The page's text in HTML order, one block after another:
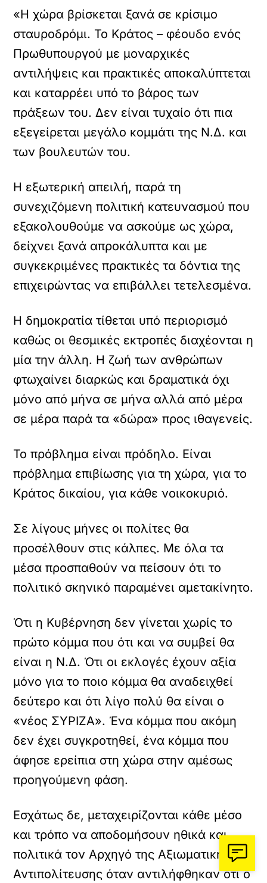
«Η χώρα βρίσκεται ξανά σε κρίσιμο
σταυροδρόμι. Το Κράτος – φέουδο ενός
Πρωθυπουργού με μοναρχικές
αντιλήψεις και πρακτικές αποκαλύπτεται
και καταρρέει υπό το βάρος των
πράξεων του. Δεν είναι τυχαίο ότι πια
εξεγείρεται μεγάλο κομμάτι της Ν.Δ. και
των βουλευτών του.
Η εξωτερική απειλή, παρά τη
συνεχιζόμενη πολιτική κατευνασμού που
εξακολουθούμε να ασκούμε ως χώρα,
δείχνει ξανά απροκάλυπτα και με
συγκεκριμένες πρακτικές τα δόντια της
επιχειρώντας να επιβάλλει τετελεσμένα.
Η δημοκρατία τίθεται υπό περιορισμό
καθώς οι θεσμικές εκτροπές διαχέονται η
μία την άλλη. Η ζωή των ανθρώπων
φτωχαίνει διαρκώς και δραματικά όχι
μόνο από μήνα σε μήνα αλλά από μέρα
σε μέρα παρά τα «δώρα» προς ιθαγενείς.
Το πρόβλημα είναι πρόδηλο. Είναι
πρόβλημα επιβίωσης για τη χώρα, για το
Κράτος δικαίου, για κάθε νοικοκυριό.
Σε λίγους μήνες οι πολίτες θα
προσέλθουν στις κάλπες. Με όλα τα
μέσα προσπαθούν να πείσουν ότι το
πολιτικό σκηνικό παραμένει αμετακίνητο.
Ότι η Κυβέρνηση δεν γίνεται χωρίς το
πρώτο κόμμα που ότι και να συμβεί θα
είναι η Ν.Δ. Ότι οι εκλογές έχουν αξία
μόνο για το ποιο κόμμα θα αναδειχθεί
δεύτερο και ότι λίγο πολύ θα είναι ο
«νέος ΣΥΡΙΖΑ». Ένα κόμμα που ακόμη
δεν έχει συγκροτηθεί, ένα κόμμα που
άφησε ερείπια στη χώρα στην αμέσως
προηγούμενη φάση.
Εσχάτως δε, μεταχειρίζονται κάθε μέσο
και τρόπο να αποδομήσουν ηθικά και
πολιτικά τον Αρχηγό της Αξιωματικής
Αντιπολίτευσης όταν αντιλήφθηκαν ότι ο